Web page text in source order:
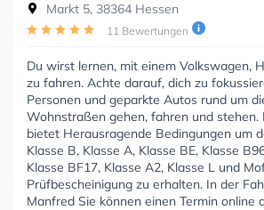
Markt 5, 38364 Hessen
11 Bewertungen
Du wirst lernen, mit einem Volkswagen,
zu fahren. Achte darauf, dich zu
Personen und geparkte Autos rund um
Wohnstraßen gehen, fahren und stehen.
bietet Herausragende Bedingungen um
Klasse B, Klasse A, Klasse BE, Klasse
Klasse BF17, Klasse A2, Klasse L und
Prüfbescheinigung zu erhalten. In der
Manfred Sie können einen Termin online